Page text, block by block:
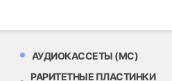
АУДИОКАССЕТЫ (MC)
РАРИТЕТНЫЕ ПЛАСТИНКИ